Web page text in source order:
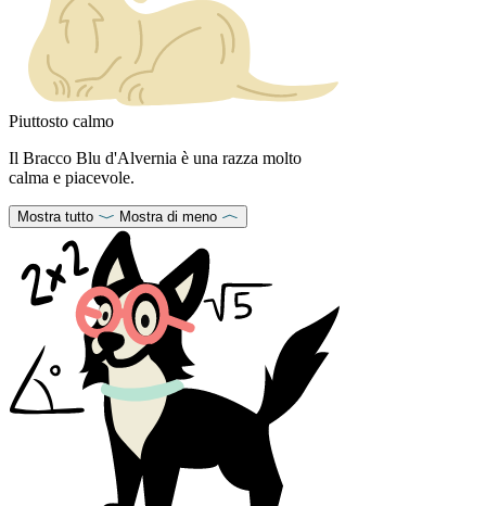
Piuttosto calmo
Il Bracco Blu d'Alvernia è una razza molto
calma e piacevole.
Mostra tutto Mostra di meno